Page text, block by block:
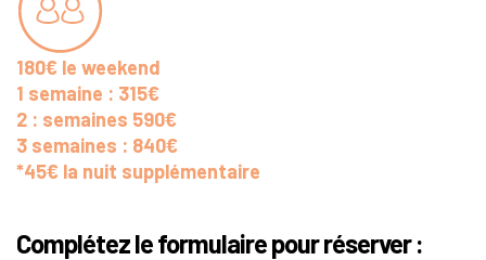
180€ le weekend
1 semaine : 315€
2 : semaines 590€
3 semaines : 840€
*45€ la nuit supplémentaire
Complétez le formulaire pour réserver :